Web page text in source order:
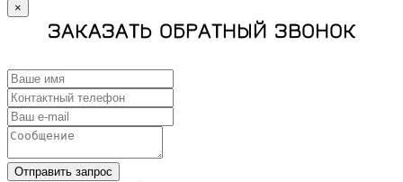
×
ЗАКАЗАТЬ ОБРАТНЫЙ ЗВОНОК
Отправить запрос